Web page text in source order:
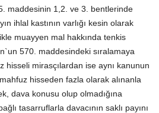
maddesinin 1,2. ve 3. bentlerinde
ihlal kastının varlığı kesin olarak
muayyen mal hakkında tenkis
570. maddesindeki sıralamaya
hisseli mirasçılardan ise aynı kanunun
hisseden fazla olarak alınanla
dava konusu olup olmadığına
tasarruflarla davacının saklı payını